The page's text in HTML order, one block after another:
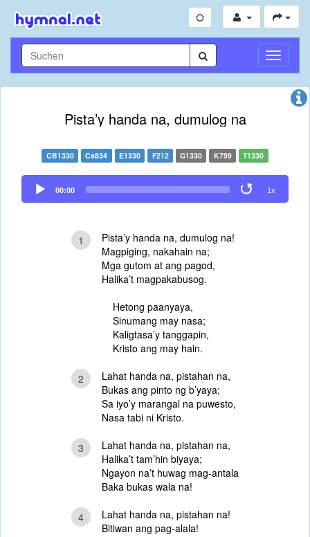
Pista’y handa na, dumulog na
CB1330 Cs834 E1330 F212 G1330 K799 T1330
Audio
Player
00:00 1x
1
Pista’y handa na, dumulog na!
Magpiging, nakahain na;
Mga gutom at ang pagod,
Halika’t magpakabusog.
Hetong paanyaya,
Sinumang may nasa;
Kaligtasa’y tanggapin,
Kristo ang may hain.
2
Lahat handa na, pistahan na,
Bukas ang pinto ng b’yaya;
Sa iyo’y marangal na puwesto,
Nasa tabi ni Kristo.
3
Lahat handa na, pistahan na,
Halika’t tam’hin biyaya;
Ngayon na’t huwag mag-antala
Baka bukas wala na!
4
Lahat handa na, pistahan na!
Bitiwan ang pag-alala!